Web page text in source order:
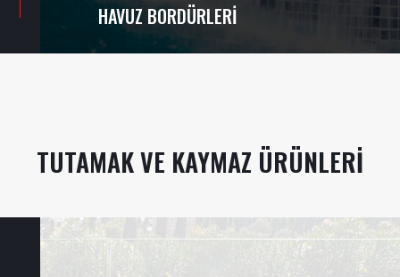
HAVUZ BORDÜRLERI
TUTAMAK VE KAYMAZ ÜRÜNLERI